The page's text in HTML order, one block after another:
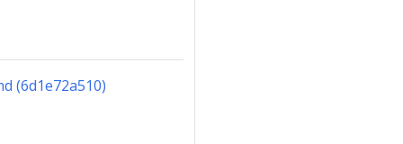
(6d1e72a510)